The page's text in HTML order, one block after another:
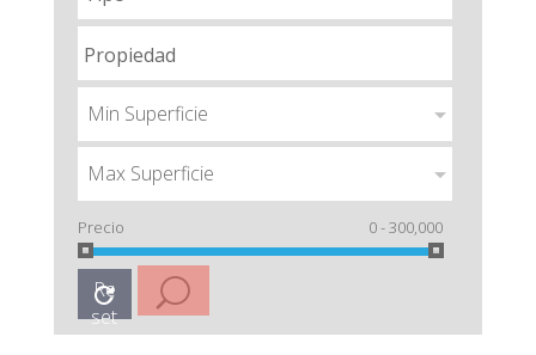
Min Superficie
Max Superficie
Precio 0 - 300,000
Re
set